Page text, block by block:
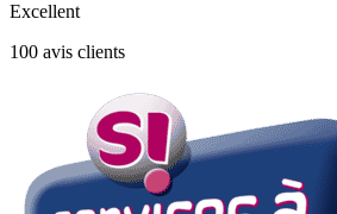
Excellent
100 avis clients